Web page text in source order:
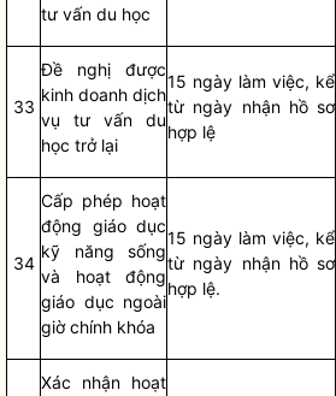
tư vấn du học
33
Đề nghị được
kinh doanh dịch
vụ tư vấn du
học trở lại
15 ngày làm việc, kể
từ ngày nhận hồ sơ
hợp lệ
34
Cấp phép hoạt
động giáo dục
kỹ năng sống
và hoạt động
giáo dục ngoài
giờ chính khóa
15 ngày làm việc, kể
từ ngày nhận hồ sơ
hợp lệ.
Xác nhận hoạt